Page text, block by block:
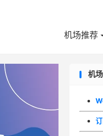
机场推荐
机